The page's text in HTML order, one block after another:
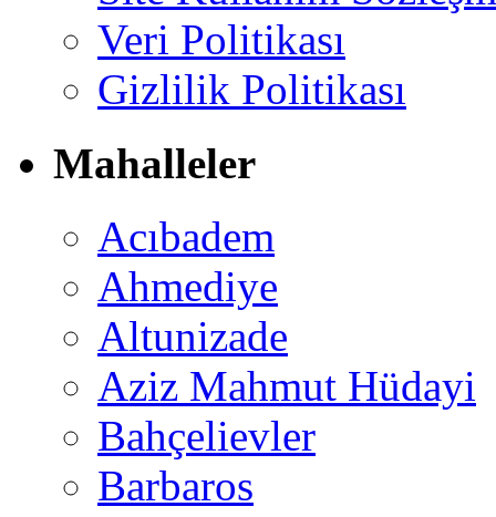
Veri Politikası
Gizlilik Politikası
Mahalleler
Acıbadem
Ahmediye
Altunizade
Aziz Mahmut Hüdayi
Bahçelievler
Barbaros